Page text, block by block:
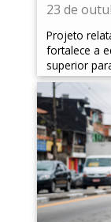
23 de
Projeto
fortalece a
superior